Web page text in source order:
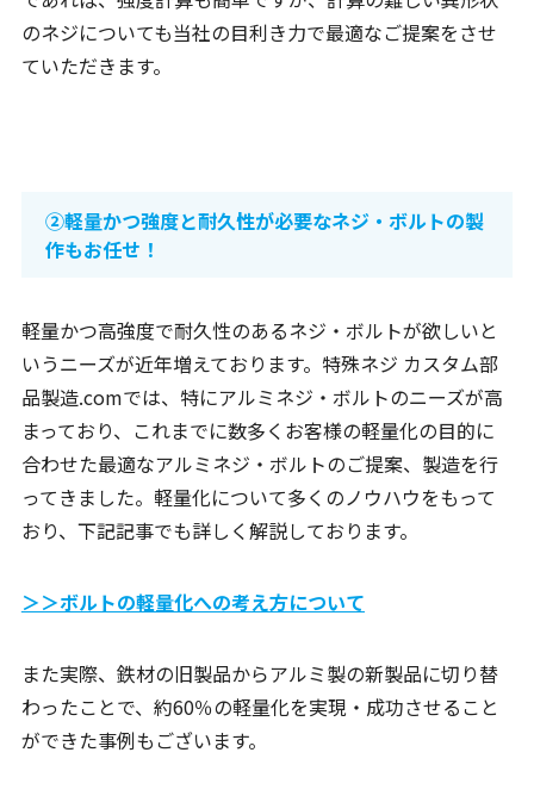
のネジについても当社の目利き力で最適なご提案をさせ
ていただきます。
②軽量かつ強度と耐久性が必要なネジ・ボルトの製
作もお任せ！
軽量かつ高強度で耐久性のあるネジ・ボルトが欲しいと
いうニーズが近年増えております。特殊ネジ カスタム部
品製造.comでは、特にアルミネジ・ボルトのニーズが高
まっており、これまでに数多くお客様の軽量化の目的に
合わせた最適なアルミネジ・ボルトのご提案、製造を行
ってきました。軽量化について多くのノウハウをもって
おり、下記記事でも詳しく解説しております。
＞＞ボルトの軽量化への考え方について
また実際、鉄材の旧製品からアルミ製の新製品に切り替
わったことで、約60％の軽量化を実現・成功させること
ができた事例もございます。